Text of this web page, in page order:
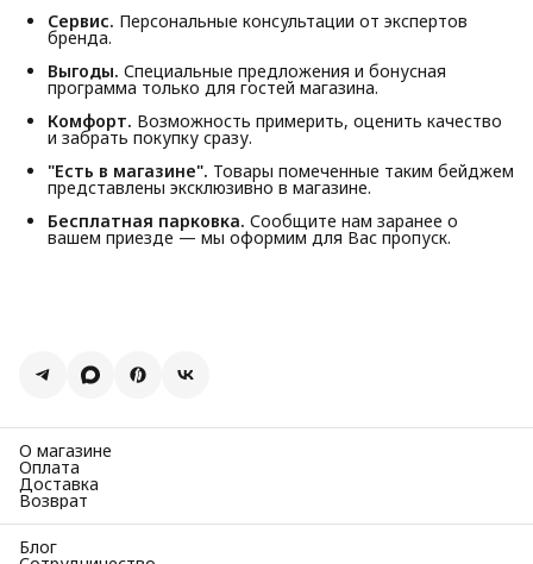
Сервис. Персональные консультации от экспертов
бренда.
Выгоды. Специальные предложения и бонусная
программа только для гостей магазина.
Комфорт. Возможность примерить, оценить качество
и забрать покупку сразу.
"Есть в магазине". Товары помеченные таким бейджем
представлены эксклюзивно в магазине.
Бесплатная парковка. Сообщите нам заранее о
вашем приезде — мы оформим для Вас пропуск.
О магазине
Оплата
Доставка
Возврат
Блог